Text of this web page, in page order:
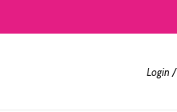
Login /